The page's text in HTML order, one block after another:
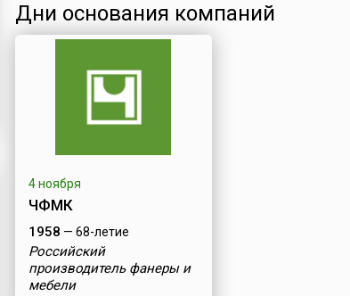
Дни основания компаний
4 ноября
ЧФМК
1958 — 68-летие
Российский
производитель фанеры и
мебели